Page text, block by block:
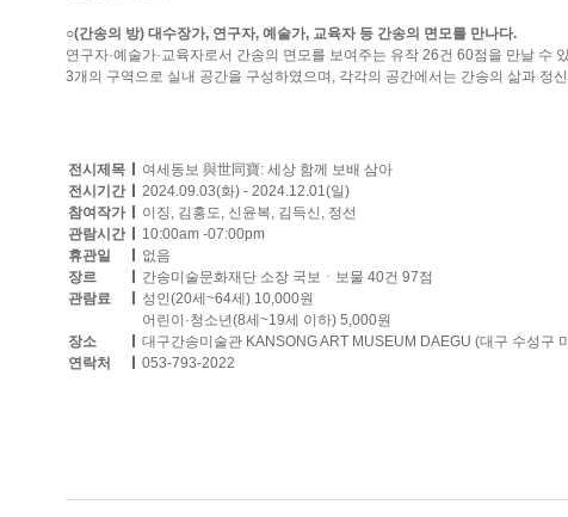
○(간송의 방) 대수장가, 연구자, 예술가, 교육자 등 간송의 면모를 만나다.
연구자·예술가·교육자로서 간송의 면모를 보여주는 유작 26건 60점을 만날 수
3개의 구역으로 실내 공간을 구성하였으며, 각각의 공간에서는 간송의 삶과 정
전시제목
여세동보 與世同寶: 세상 함께 보배 삼아
전시기간
2024.09.03(화) - 2024.12.01(일)
참여작가
이징, 김홍도, 신윤복, 김득신, 정선
관람시간
10:00am -07:00pm
휴관일
없음
장르
간송미술문화재단 소장 국보ㆍ보물 40건 97점
관람료
성인(20세~64세) 10,000원
어린이·청소년(8세~19세 이하) 5,000원
장소
대구간송미술관 KANSONG ART MUSEUM DAEGU (대구 수성구
연락처
053-793-2022